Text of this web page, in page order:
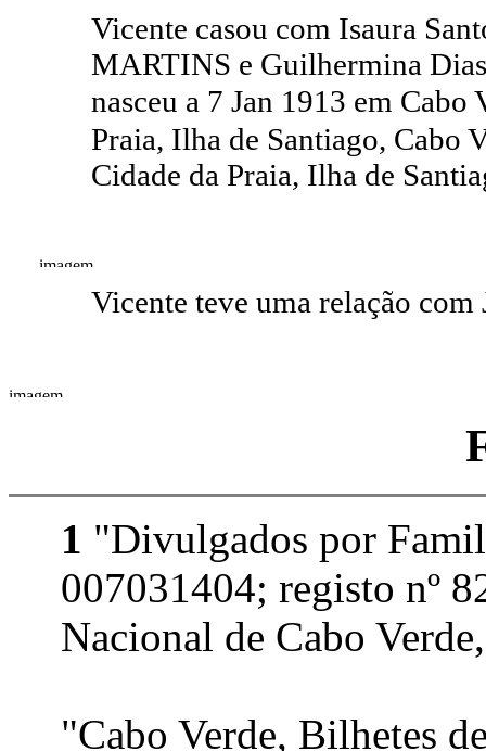
Vicente casou com Isaura
MARTINS e Guilhermina
nasceu a 7 Jan 1913 em Cabo
Praia, Ilha de Santiago, Cabo
Cidade da Praia, Ilha de
Vicente teve uma relação
1 "Divulgados por
007031404; registo nº
Nacional de Cabo
"Cabo Verde, Bilhetes